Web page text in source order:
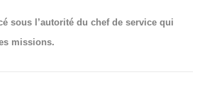
sous l’autorité du chef de service qui
missions.